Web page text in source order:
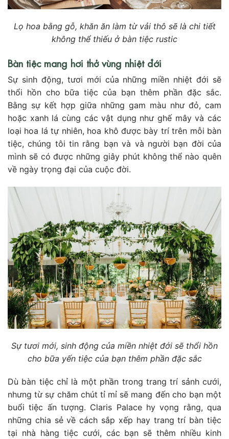
Lọ hoa bằng gỗ, khăn ăn làm từ vải thô sẽ là chi tiết
không thể thiếu ở bàn tiệc rustic
Bàn tiệc mang hơi thở vùng nhiệt đới
Sự sinh động, tươi mới của những miền nhiệt đới sẽ
thổi hồn cho bữa tiệc của bạn thêm phần đặc sắc.
Bằng sự kết hợp giữa những gam màu như đỏ, cam
hoặc xanh lá cùng các vật dụng như ghế mây và các
loại hoa lá tự nhiên, hoa khô được bày trí trên mỗi bàn
tiệc, chúng tôi tin rằng bạn và và người bạn đời của
mình sẽ có được những giây phút không thể nào quên
về ngày trọng đại của cuộc đời.
Sự tươi mới, sinh động của miền nhiệt đới sẽ thổi hồn
cho bữa yến tiệc của bạn thêm phần đặc sắc
Dù bàn tiệc chỉ là một phần trong trang trí sảnh cưới,
nhưng từ sự chăm chút tỉ mỉ sẽ mang đến cho bạn một
buổi tiệc ấn tượng. Claris Palace hy vọng rằng, qua
những chia sẻ về cách sắp xếp hay trang trí bàn tiệc
tại nhà hàng tiệc cưới, các bạn sẽ thêm nhiều kinh